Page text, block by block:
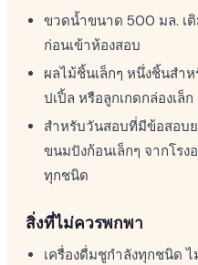
ขวดน้ำขนาด 500 มล. เ
ก่อนเข้าห้องสอบ
ผลไม้ชิ้นเล็กๆ หนึ่งชิ้นสำ
ปเปิ้ล หรือลูกเกดกล่องเล็ก
สำหรับวันสอบที่มีข้อสอบ
ขนมปังก้อนเล็กๆ จากโรง
ทุกชนิด
สิ่งที่ไม่ควรพกพา
เครื่องดื่มชูกำลังทุกชนิด